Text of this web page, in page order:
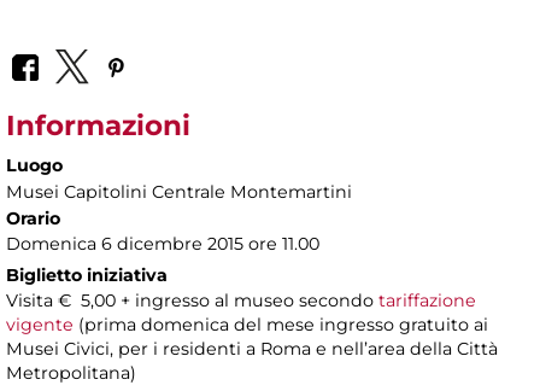
Informazioni
Luogo
Musei Capitolini Centrale Montemartini
Orario
Domenica 6 dicembre 2015 ore 11.00
Biglietto iniziativa
Visita € 5,00 + ingresso al museo secondo tariffazione
vigente (prima domenica del mese ingresso gratuito ai
Musei Civici, per i residenti a Roma e nell’area della Città
Metropolitana)